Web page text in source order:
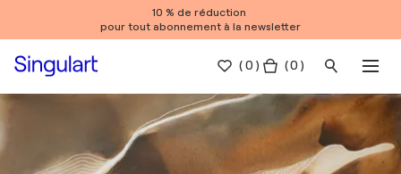
10 % de réduction
pour tout abonnement à la newsletter
(0 ) ( 0 )